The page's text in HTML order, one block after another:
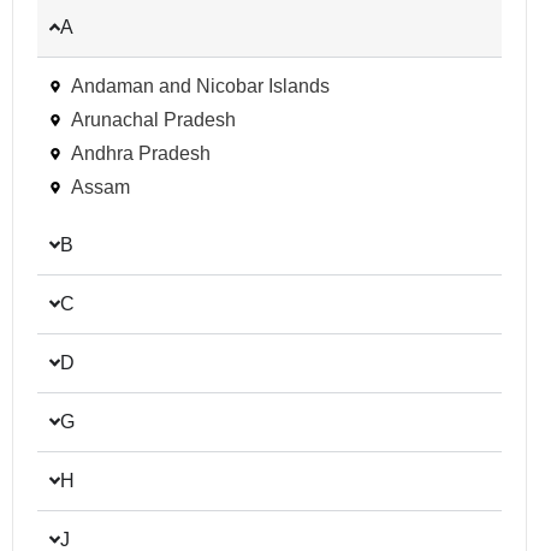
A
Andaman and Nicobar Islands
Arunachal Pradesh
Andhra Pradesh
Assam
B
C
D
G
H
J